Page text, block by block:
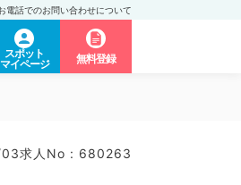
電話でのお問い合わせについて
スポット
マイページ
無料登録
求人No : 680263